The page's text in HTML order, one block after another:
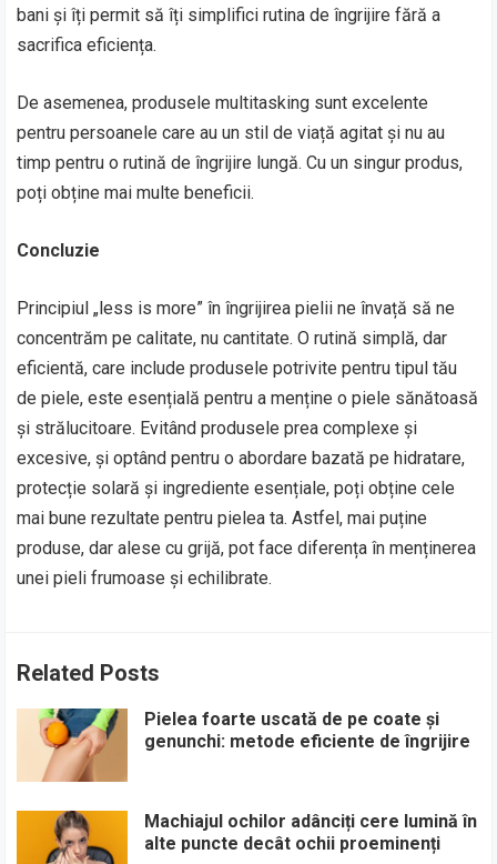
bani și îți permit să îți simplifici rutina de îngrijire fără a
sacrifica eficiența.
De asemenea, produsele multitasking sunt excelente
pentru persoanele care au un stil de viață agitat și nu au
timp pentru o rutină de îngrijire lungă. Cu un singur produs,
poți obține mai multe beneficii.
Concluzie
Principiul „less is more” în îngrijirea pielii ne învață să ne
concentrăm pe calitate, nu cantitate. O rutină simplă, dar
eficientă, care include produsele potrivite pentru tipul tău
de piele, este esențială pentru a menține o piele sănătoasă
și strălucitoare. Evitând produsele prea complexe și
excesive, și optând pentru o abordare bazată pe hidratare,
protecție solară și ingrediente esențiale, poți obține cele
mai bune rezultate pentru pielea ta. Astfel, mai puține
produse, dar alese cu grijă, pot face diferența în menținerea
unei pieli frumoase și echilibrate.
Related Posts
Pielea foarte uscată de pe coate și
genunchi: metode eficiente de îngrijire
Machiajul ochilor adânciți cere lumină în
alte puncte decât ochii proeminenți